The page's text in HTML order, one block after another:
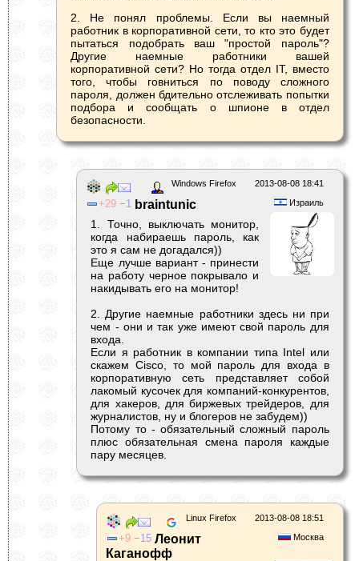
2. Не понял проблемы. Если вы наемный
работник в корпоративной сети, то кто это будет
пытаться подобрать ваш "простой пароль"?
Другие наемные работники вашей
корпоративной сети? Но тогда отдел IT, вместо
того, чтобы говниться по поводу сложного
пароля, должен бдительно отслеживать попытки
подбора и сообщать о шпионе в отдел
безопасности.
2013-08-08 18:41
Windows Firefox
Израиль
29 1 braintunic
1. Точно, выключать монитор,
когда набираешь пароль, как
это я сам не догадался))
Еще лучше вариант - принести
на работу черное покрывало и
накидывать его на монитор!
2. Другие наемные работники здесь ни при
чем - они и так уже имеют свой пароль для
входа.
Если я работник в компании типа Intel или
скажем Cisco, то мой пароль для входа в
корпоративную сеть представляет собой
лакомый кусочек для компаний-конкурентов,
для хакеров, для биржевых трейдеров, для
журналистов, ну и блогеров не забудем))
Потому то - обязательный сложный пароль
плюс обязательная смена пароля каждые
пару месяцев.
2013-08-08 18:51
Linux Firefox
Москва
9 15 Леонит
Каганофф